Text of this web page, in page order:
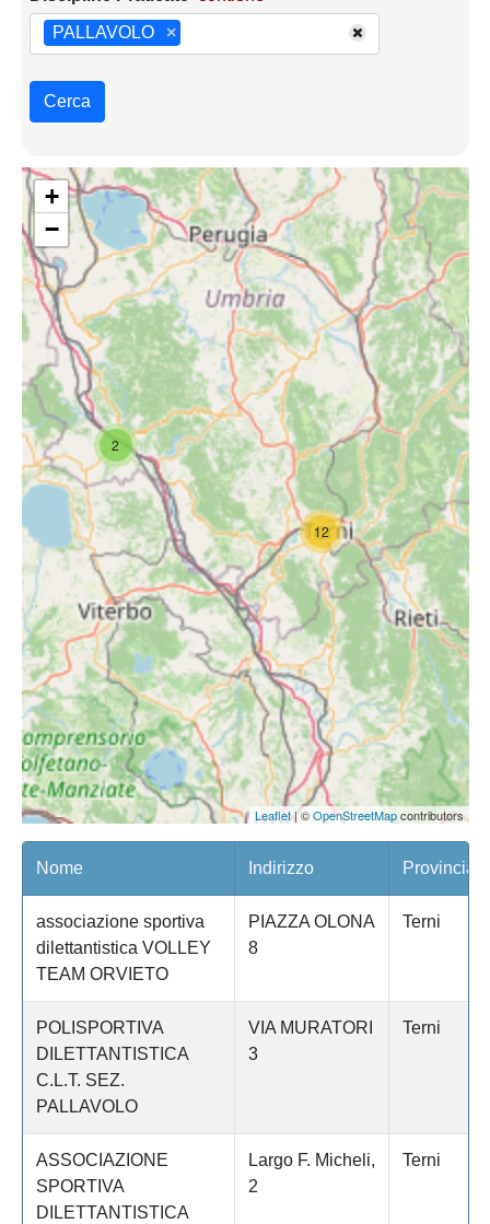
×
PALLAVOLO
Cerca
2
12
+
−
Leaflet| ©OpenStreetMapcontributors
Nome Indirizzo Provincia
associazione sportiva
dilettantistica VOLLEY
TEAM ORVIETO
PIAZZA OLONA
8
Terni
POLISPORTIVA
DILETTANTISTICA
C.L.T. SEZ.
PALLAVOLO
VIA MURATORI
3
Terni
ASSOCIAZIONE
SPORTIVA
DILETTANTISTICA
Largo F. Micheli,
2
Terni